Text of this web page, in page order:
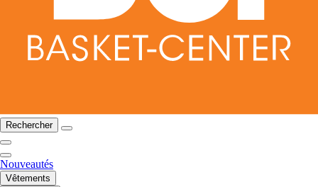
Rechercher
Nouveautés
Vêtements